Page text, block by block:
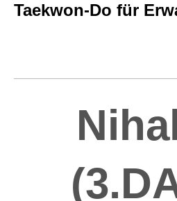
Taekwon-Do für